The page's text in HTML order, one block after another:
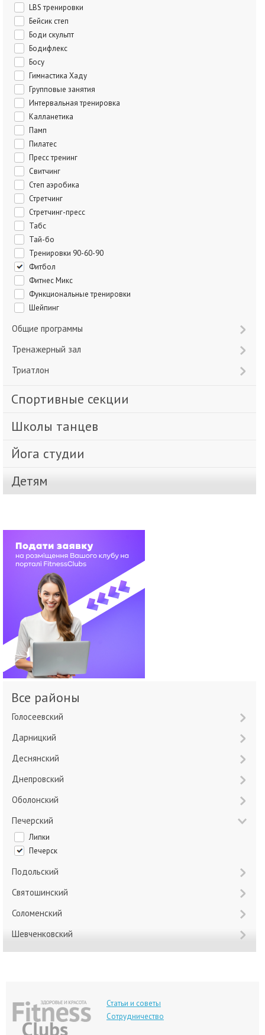
LBS тренировки
Бейсик степ
Боди скульпт
Бодифлекс
Босу
Гимнастика Хаду
Групповые занятия
Интервальная тренировка
Калланетика
Памп
Пилатес
Пресс тренинг
Свитчинг
Степ аэробика
Стретчинг
Стретчинг-пресс
Табс
Тай-бо
Тренировки 90-60-90
Фитбол
Фитнес Микс
Функциональные тренировки
Шейпинг
Общие программы
Тренажерный зал
Триатлон
Спортивные секции
Школы танцев
Йога студии
Детям
Все районы
Голосеевский
Дарницкий
Деснянский
Днепровский
Оболонский
Печерский
Липки
Печерск
Подольский
Святошинский
Соломенский
Шевченковский
Статьи и советы
Сотрудничество